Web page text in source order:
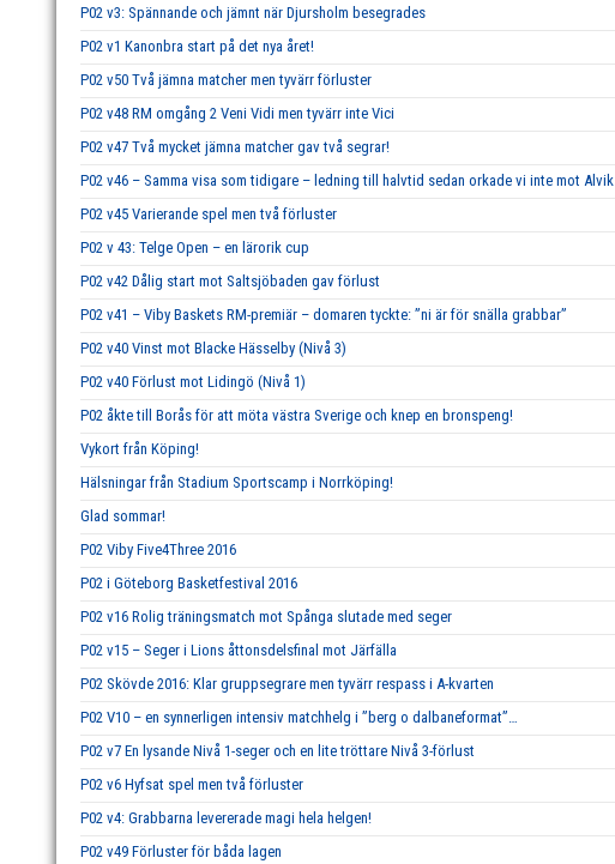
P02 v3: Spännande och jämnt när Djursholm besegrades
P02 v1 Kanonbra start på det nya året!
P02 v50 Två jämna matcher men tyvärr förluster
P02 v48 RM omgång 2 Veni Vidi men tyvärr inte Vici
P02 v47 Två mycket jämna matcher gav två segrar!
P02 v46 – Samma visa som tidigare – ledning till halvtid sedan orkade vi inte mot Alvik
P02 v45 Varierande spel men två förluster
P02 v 43: Telge Open – en lärorik cup
P02 v42 Dålig start mot Saltsjöbaden gav förlust
P02 v41 – Viby Baskets RM-premiär – domaren tyckte: ”ni är för snälla grabbar”
P02 v40 Vinst mot Blacke Hässelby (Nivå 3)
P02 v40 Förlust mot Lidingö (Nivå 1)
P02 åkte till Borås för att möta västra Sverige och knep en bronspeng!
Vykort från Köping!
Hälsningar från Stadium Sportscamp i Norrköping!
Glad sommar!
P02 Viby Five4Three 2016
P02 i Göteborg Basketfestival 2016
P02 v16 Rolig träningsmatch mot Spånga slutade med seger
P02 v15 – Seger i Lions åttonsdelsfinal mot Järfälla
P02 Skövde 2016: Klar gruppsegrare men tyvärr respass i A-kvarten
P02 V10 – en synnerligen intensiv matchhelg i ”berg o dalbaneformat”…
P02 v7 En lysande Nivå 1-seger och en lite tröttare Nivå 3-förlust
P02 v6 Hyfsat spel men två förluster
P02 v4: Grabbarna levererade magi hela helgen!
P02 v49 Förluster för båda lagen